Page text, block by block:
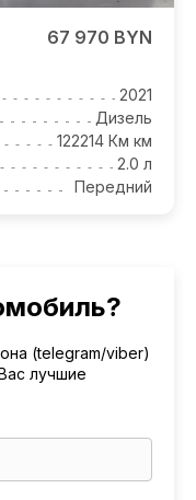
67 970 BYN
2021
Дизель
122214 Км км
2.0 л
Передний
(telegram/viber)
лучшие